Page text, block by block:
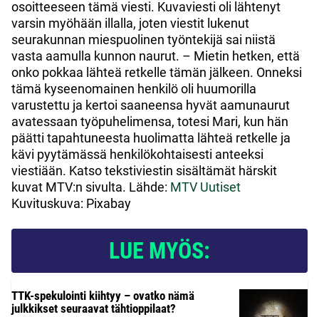
osoitteeseen tämä viesti. Kuvaviesti oli lähtenyt
varsin myöhään illalla, joten viestit lukenut
seurakunnan miespuolinen työntekijä sai niistä
vasta aamulla kunnon naurut. – Mietin hetken, että
onko pokkaa lähteä retkelle tämän jälkeen. Onneksi
tämä kyseenomainen henkilö oli huumorilla
varustettu ja kertoi saaneensa hyvät aamunaurut
avatessaan työpuhelimensa, totesi Mari, kun hän
päätti tapahtuneesta huolimatta lähteä retkelle ja
kävi pyytämässä henkilökohtaisesti anteeksi
viestiään. Katso tekstiviestin sisältämät härskit
kuvat MTV:n sivulta. Lähde: MTV Uutiset
Kuvituskuva: Pixabay
LUE MYÖS:
TTK-spekulointi kiihtyy – ovatko nämä
julkkikset seuraavat tähtioppilaat?